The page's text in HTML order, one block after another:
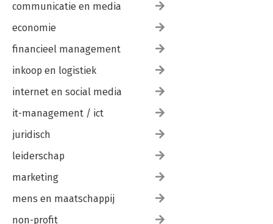
communicatie en media
economie
financieel management
inkoop en logistiek
internet en social media
it-management / ict
juridisch
leiderschap
marketing
mens en maatschappij
non-profit